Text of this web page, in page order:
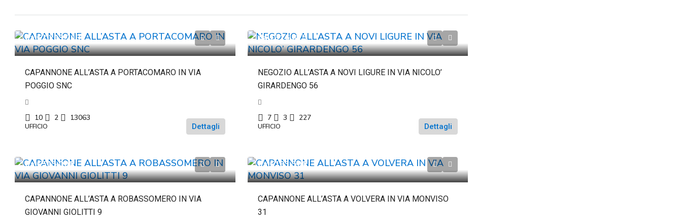
da€2.219.213
CAPANNONE ALL’ASTA A PORTACOMARO IN VIA
POGGIO SNC
10 2 13063
UFFICIO Dettagli
da€316.875
NEGOZIO ALL’ASTA A NOVI LIGURE IN VIA NICOLO’
GIRARDENGO 56
7 3 227
UFFICIO Dettagli
da€515.000
CAPANNONE ALL’ASTA A ROBASSOMERO IN VIA
GIOVANNI GIOLITTI 9
da€193.500
CAPANNONE ALL’ASTA A VOLVERA IN VIA MONVISO
31